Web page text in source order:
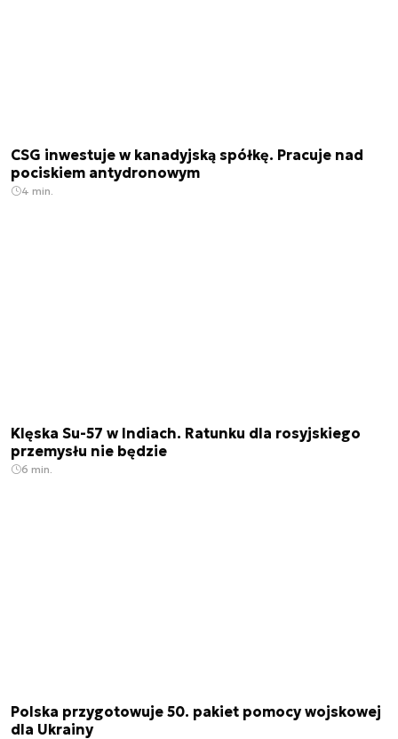
CSG inwestuje w kanadyjską spółkę. Pracuje nad
pociskiem antydronowym
4 min.
Klęska Su-57 w Indiach. Ratunku dla rosyjskiego
przemysłu nie będzie
6 min.
Polska przygotowuje 50. pakiet pomocy wojskowej
dla Ukrainy